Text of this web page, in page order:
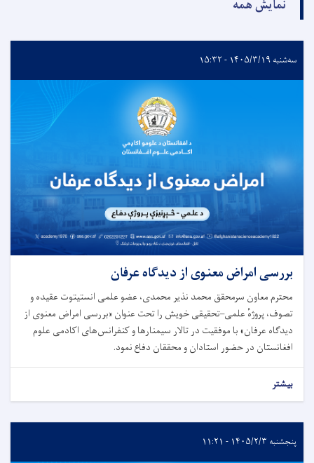
نمایش همه
سه‌شنبه ۱۴۰۵/۳/۱۹ - ۱۵:۳۲
بررسی امراض معنوی از دیدگاه عرفان
محترم معاون سرمحقق محمد نذیر محمدی، عضو علمی انستیتوت عقیده و
تصوف، پروژهٔ علمی–تحقیقی خویش را تحت عنوان «بررسی امراض معنوی از
دیدگاه عرفان» با موفقیت در تالار سیمنارها و کنفرانس‌های اکادمی علوم
افغانستان در حضور استادان و محققان دفاع نمود.
بیشتر
پنجشنبه ۱۴۰۵/۲/۳ - ۱۱:۲۱